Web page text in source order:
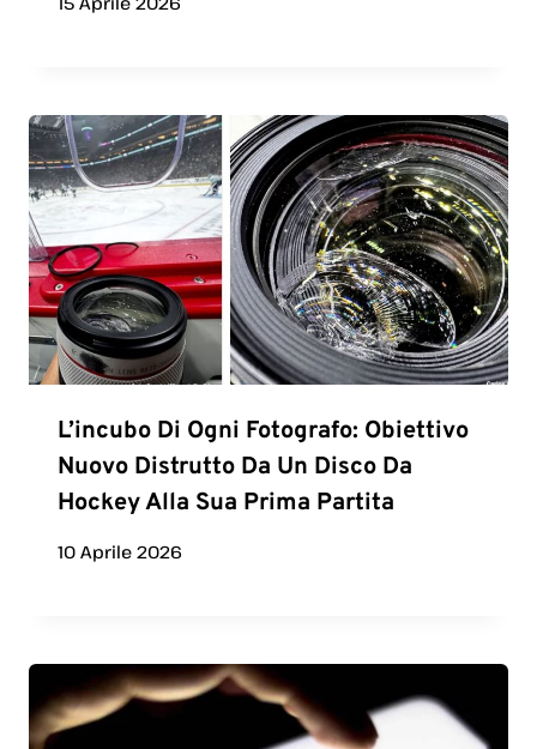
L’incubo Di Ogni Fotografo: Obiettivo
Nuovo Distrutto Da Un Disco Da
Hockey Alla Sua Prima Partita
10 Aprile 2026